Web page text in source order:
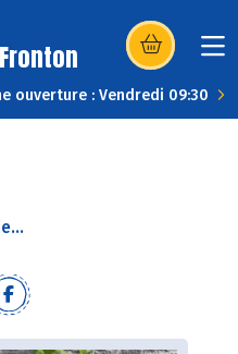
(s’ouvre dans
ouverture : Vendredi 09:30